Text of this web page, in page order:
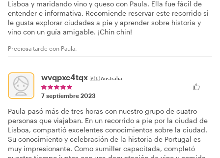
Lisboa y maridando vino y queso con Paula. Ella fue fácil de
entender e informativa. Recomiende reservar este recorrido si
le gusta explorar ciudades a pie y aprender sobre historia y
vino con un guía amigable. ¡Chin chin!
Preciosa tarde con Paula.
wvqpxc4tqx 🇦🇺Australia
7 septiembre 2023
Paula pasó más de tres horas con nuestro grupo de cuatro
personas que viajaban. En un recorrido a pie por la ciudad de
Lisboa, compartió excelentes conocimientos sobre la ciudad.
Su conocimiento y celebración de la historia de Portugal es
muy impresionante. Como sumiller capacitada, completó